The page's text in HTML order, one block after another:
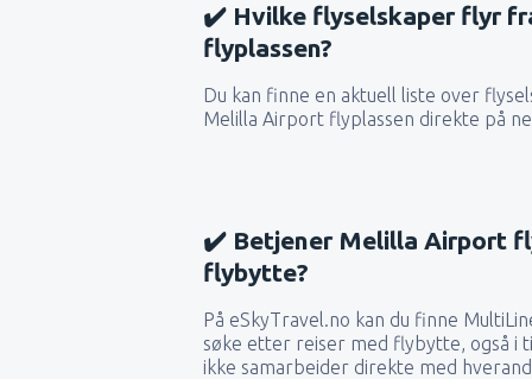
✔️ Hvilke flyselskaper flyr
flyplassen?
Du kan finne en aktuell liste over
Melilla Airport flyplassen direkte på
✔️ Betjener Melilla Airport
flybytte?
På eSkyTravel.no kan du finne
søke etter reiser med flybytte, også i
ikke samarbeider direkte med